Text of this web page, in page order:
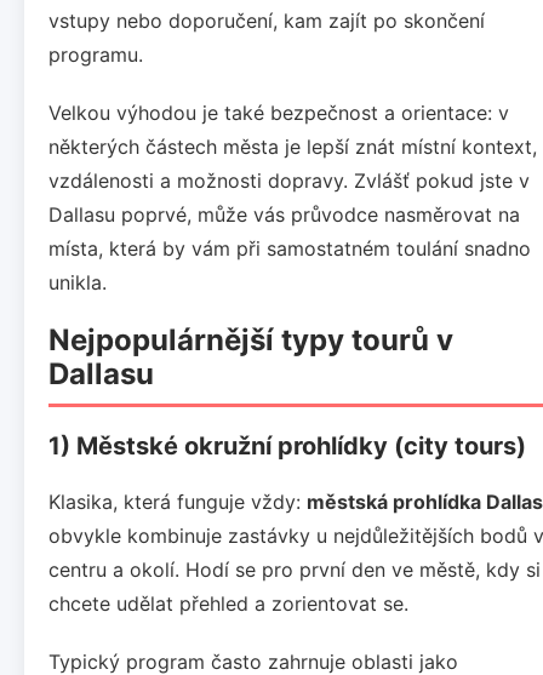
vstupy nebo doporučení, kam zajít po skončení
programu.
Velkou výhodou je také bezpečnost a orientace: v
některých částech města je lepší znát místní kontext,
vzdálenosti a možnosti dopravy. Zvlášť pokud jste v
Dallasu poprvé, může vás průvodce nasměrovat na
místa, která by vám při samostatném toulání snadno
unikla.
Nejpopulárnější typy tourů v
Dallasu
1) Městské okružní prohlídky (city tours)
Klasika, která funguje vždy: městská prohlídka Dallas
obvykle kombinuje zastávky u nejdůležitějších bodů v
centru a okolí. Hodí se pro první den ve městě, kdy si
chcete udělat přehled a zorientovat se.
Typický program často zahrnuje oblasti jako